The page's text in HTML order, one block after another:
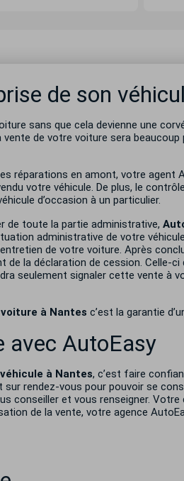
de son
sans que cela devienne une
de votre voiture sera
réparations en amont, votre agent
votre véhicule. De plus, le
d’occasion à un particulier.
de toute la partie administrative,
administrative de votre
de votre voiture. Après
de la déclaration de cession. Celle-
seulement signaler cette vente à
à Nantes c’est la garantie
avec AutoEasy
à Nantes, c’est faire
rendez-vous pour pouvoir se
conseiller et vous renseigner. Votre
de la vente, votre agence